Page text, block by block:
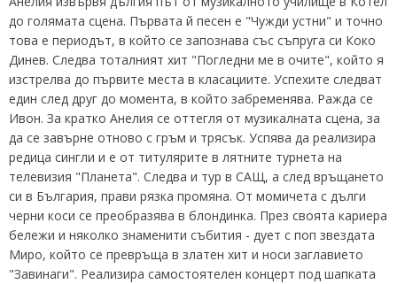
до голямата сцена. Първата й песен е "Чужди устни" и точно
това е периодът, в който се запознава със съпруга си Коко
Динев. Следва тоталният хит "Погледни ме в очите", който я
изстрелва до първите места в класациите. Успехите следват
един след друг до момента, в който забременява. Ражда се
Ивон. За кратко Анелия се оттегля от музикалната сцена, за
да се завърне отново с гръм и трясък. Успява да реализира
редица сингли и е от титулярите в лятните турнета на
телевизия "Планета". Следва и тур в САЩ, а след връщането
си в България, прави рязка промяна. От момичета с дълги
черни коси се преобразява в блондинка. През своята кариера
бележи и няколко знаменити събития - дует с поп звездата
Миро, който се превръща в златен хит и носи заглавието
"Завинаги". Реализира самостоятелен концерт под шапката